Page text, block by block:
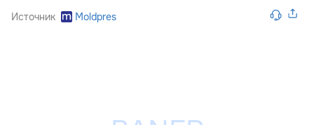
Источник Moldpres